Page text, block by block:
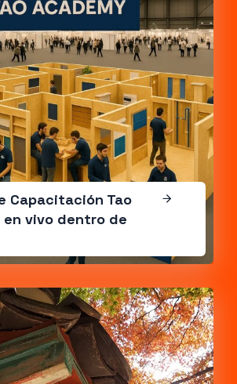
Capacitación Tao
en vivo dentro de